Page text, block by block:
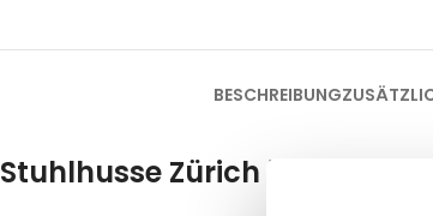
BESCHREIBUNG
Stuhlhusse Zürich in